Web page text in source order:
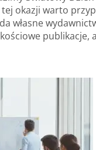
okazji warto
własne
publikacje,